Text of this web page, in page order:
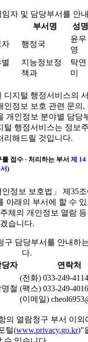
자 및 담당부서를 안
부서명 성명
자 행정국
윤우
영
지능정보정
책과
탁연
미
지털 행정서비스의
인정보 보호 관련 문의,
개인정보 분야별 담당
털 행정서비스는 정보
리해드릴 것입니다.
제 14
)
정보 보호법」 제35조
아래의 부서에 할 수
체의 개인정보 열람 등
습니다.
구 담당부서를 안내하
다.
당자 연락처
명철
(전화) 033-249-4114
(팩스) 033-249-4016
(이메일)
의 열람청구 부서 이외
털(www.privacy.go.kr)”